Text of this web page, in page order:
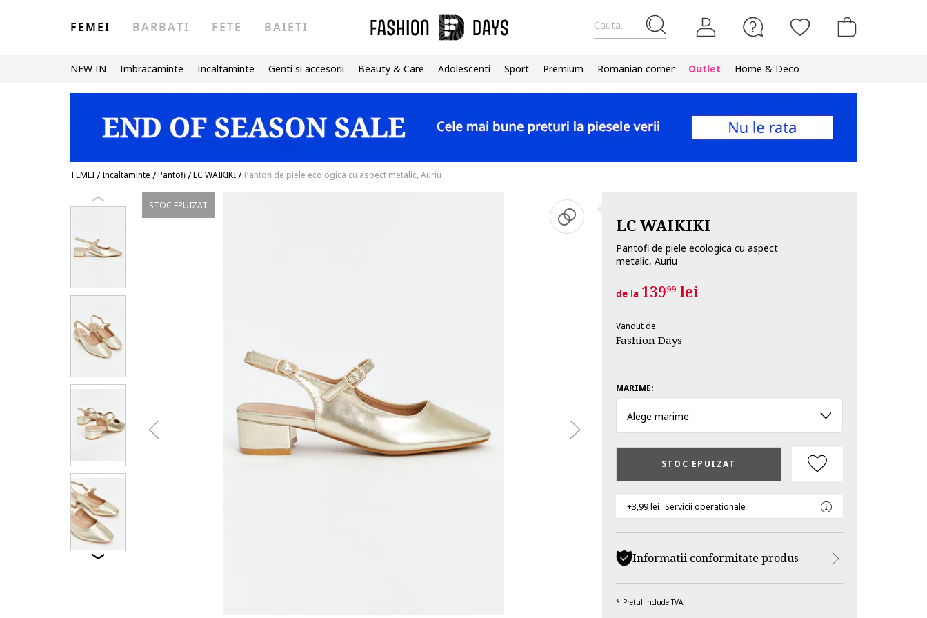
Cauta...
FEMEI BARBATI FETE BAIETI
NEW IN Imbracaminte Incaltaminte Genti si accesorii Beauty & Care Adolescenti Sport Premium Romanian corner Outlet Home & Deco
FEMEI/Incaltaminte /Pantofi/LC WAIKIKI/ Pantofi de piele ecologica cu aspect metalic, Auriu
STOC EPUIZAT
LC WAIKIKI
Pantofi de piele ecologica cu aspect
metalic, Auriu
de la 13999lei
Vandut de
Fashion Days
MARIME:
Alege marime:
STOC EPUIZAT
+3,99 lei Servicii operationale
Informatii conformitate produs
Pretul include TVA.